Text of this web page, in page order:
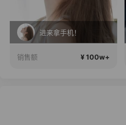
进来拿手机！
销售额 ¥ 100w+